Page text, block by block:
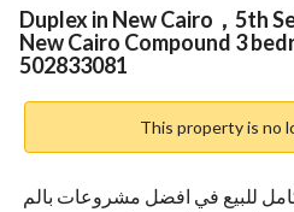
Overview Trends &
Duplex in New Cairo，5th
New Cairo Compound 3
502833081
This property is no